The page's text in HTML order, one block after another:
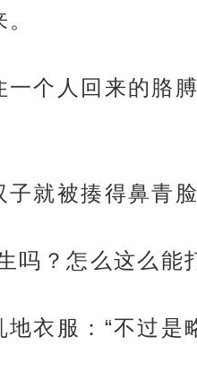
个人回来的胳
就被揍得鼻青
吗？怎么这么能
衣服：“不过是